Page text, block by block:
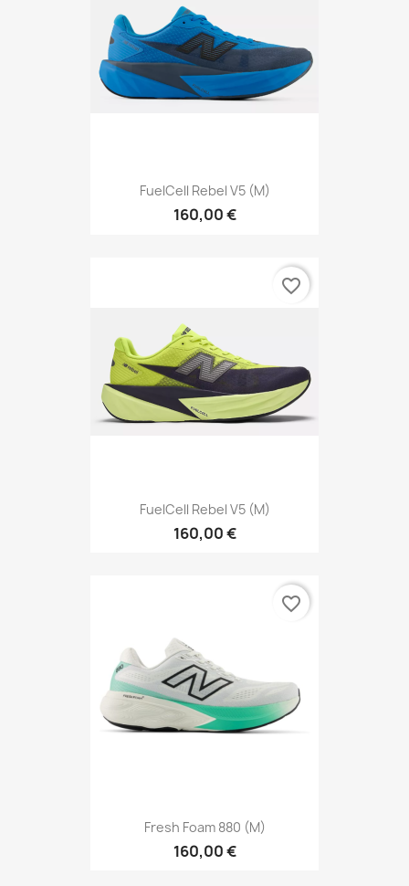
FuelCell Rebel V5 (M)
160,00 €
FuelCell Rebel V5 (M)
160,00 €
favorite_border
Fresh Foam 880 (M)
160,00 €
favorite_border